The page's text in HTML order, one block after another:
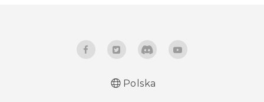
Polska